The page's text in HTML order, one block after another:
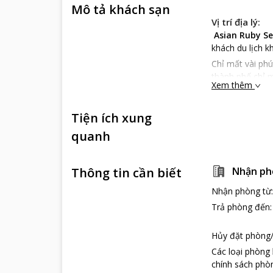
Mô tả khách sạn
Vị trí địa lý:
Asian Ruby
khách du lịch
Chỉ mất vài
thành phố chỉ
Không những
Asian Ruby
Vì vậy mà thu
Mỗi phòng
Điểm đặc biệt
Dịch vụ
Tại Asian
vụ cơ bản
Xem thêm
Tiện ích xung
quanh
Thông tin cần biết Nhận
Nhận phòng từ:
Trả phòng đến:
Hủy đặt
Các loại
chính sách